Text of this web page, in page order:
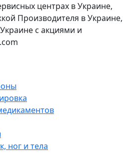
центрах в Украине,
Производителя в Украине,
с акциями и
ног и тела